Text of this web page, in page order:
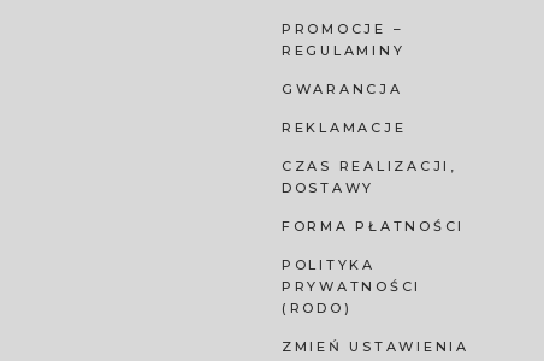
PROMOCJE –
REGULAMINY
GWARANCJA
REKLAMACJE
CZAS REALIZACJI,
DOSTAWY
FORMA PŁATNOŚCI
POLITYKA
PRYWATNOŚCI
(RODO)
ZMIEŃ USTAWIENIA